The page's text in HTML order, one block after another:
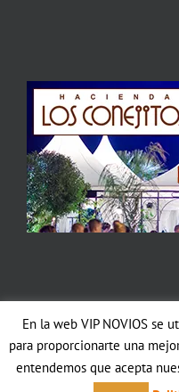
En la web VIP NOVIOS se
para proporcionarte una
entendemos que acepta